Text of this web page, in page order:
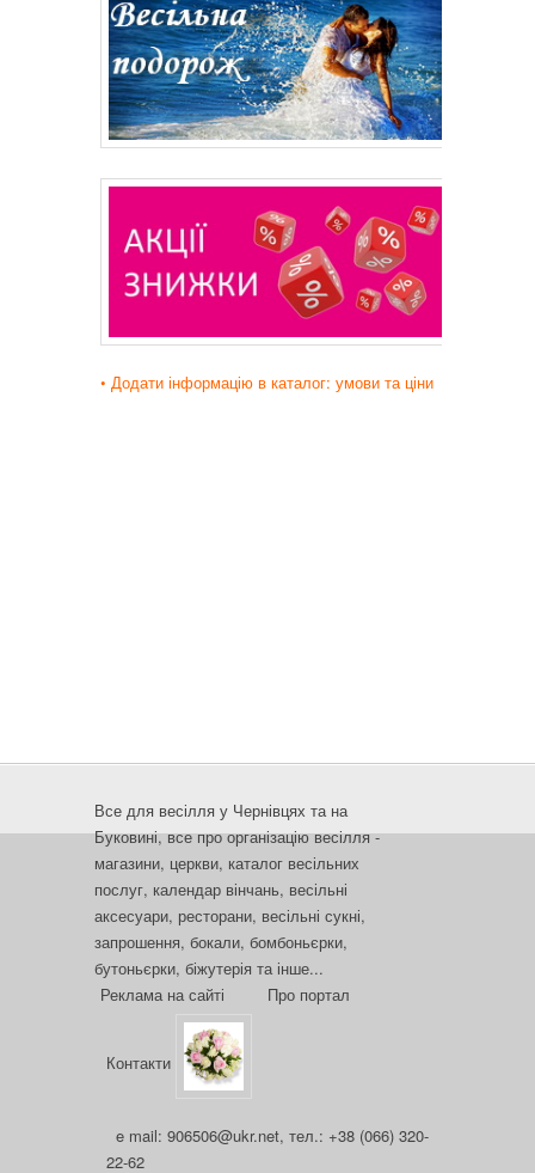
• Додати інформацію в каталог: умови та ціни
Все для весілля у Чернівцях та на
Буковині, все про організацію весілля -
магазини, церкви, каталог весільних
послуг, календар вінчань, весільні
аксесуари, ресторани, весільні сукні,
запрошення, бокали, бомбоньєрки,
бутоньєрки, біжутерія та інше...
Реклама на сайті
Про портал
Контакти
e mail: 906506@ukr.net, тел.: +38 (066) 320-
22-62